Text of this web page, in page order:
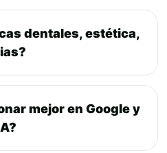
dentales, estética,
mejor en Google y